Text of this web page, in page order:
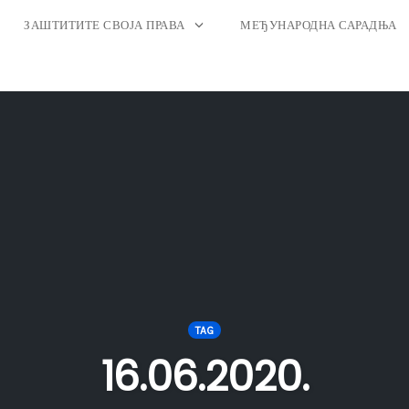
ЗАШТИТИТЕ СВОЈА ПРАВА МЕЂУНАРОДНА САРАДЊА
TAG
16.06.2020.